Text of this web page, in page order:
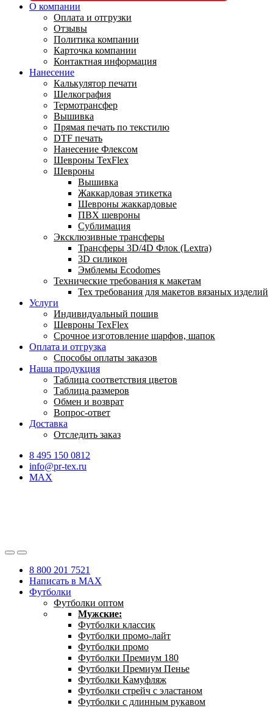
О компании
Оплата и отгрузки
Отзывы
Политика компании
Карточка компании
Контактная информация
Нанесение
Калькулятор печати
Шелкография
Термотрансфер
Вышивка
Прямая печать по текстилю
DTF печать
Нанесение Флексом
Шевроны TexFlex
Шевроны
Вышивка
Жаккардовая этикетка
Шевроны жаккардовые
ПВХ шевроны
Сублимация
Эксклюзивные трансферы
Трансферы 3D/4D Флок (Lextra)
3D силикон
Эмблемы Ecodomes
Технические требования к макетам
Тех требования для макетов вязаных изделий
Услуги
Индивидуальный пошив
Шевроны TexFlex
Срочное изготовление шарфов, шапок
Оплата и отгрузка
Способы оплаты заказов
Наша продукция
Таблица соответствия цветов
Таблица размеров
Обмен и возврат
Вопрос-ответ
Доставка
Отследить заказ
8 495 150 0812
info@pr-tex.ru
MAX
8 800 201 7521
Написать в MAX
Футболки
Футболки оптом
Мужские:
Футболки классик
Футболки промо-лайт
Футболки промо
Футболки Премиум 180
Футболки Премиум Пенье
Футболки Камуфляж
Футболки стрейч с эластаном
Футболки с длинным рукавом